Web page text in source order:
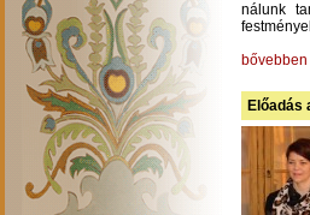
nálunk
bővebben
Előadás